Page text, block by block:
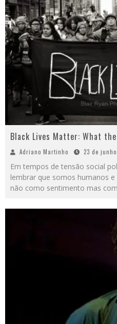
Black Lives Matter: What
Adriano Martinho 23 de
Em tempos de tensão social
lembrar que somos humanos
não como sentimento mas